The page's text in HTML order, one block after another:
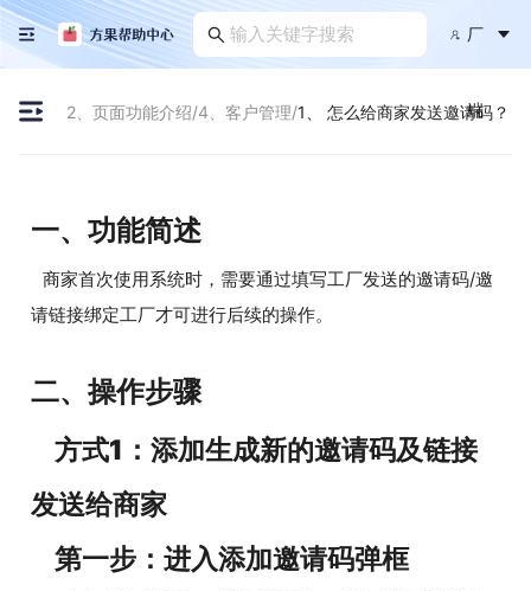
厂
端
2、页面功能介绍/4、客户管理/1、 怎么给商家发送邀请码？
一、功能简述
商家首次使用系统时，需要通过填写工厂发送的邀请码/邀
请链接绑定工厂才可进行后续的操作。
二、操作步骤
方式1：添加生成新的邀请码及链接
发送给商家
第一步：进入添加邀请码弹框